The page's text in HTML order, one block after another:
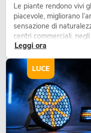
Le piante rendono vivi
piacevole, migliorano
sensazione di
centri commerciali,
fieristici, una
Leggi ora
LUCE